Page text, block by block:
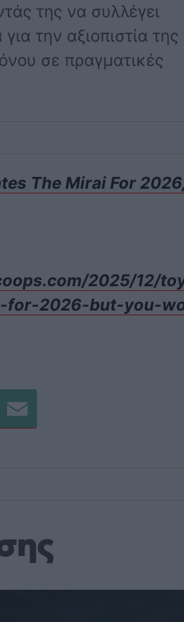
της να συλλέγει
την αξιοπιστία της
σε πραγματικές
The Mirai For
2025/12/
for-2026-but-you-